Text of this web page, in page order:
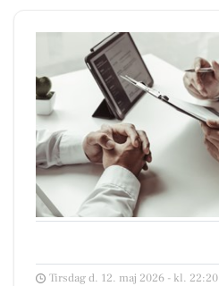
Tirsdag d. 12. maj 2026 - kl. 22:20